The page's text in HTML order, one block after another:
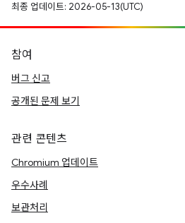
최종 업데이트: 2026-05-13(UTC)
참여
버그 신고
공개된 문제 보기
관련 콘텐츠
Chromium 업데이트
우수사례
보관처리